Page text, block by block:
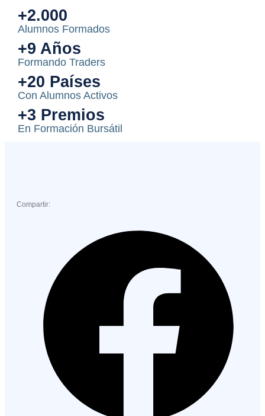
+2.000
Alumnos Formados
+9 Años
Formando Traders
+20 Países
Con Alumnos Activos
+3 Premios
En Formación Bursátil
Compartir: